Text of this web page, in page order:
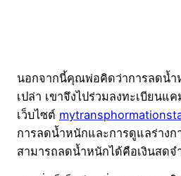
นอกจากนี้คุณพ่อคิดว่าการลดน้ำ
เปล่า เขาจึงไปร่วมลงทะเบียน
เว็บไซต์
การลดน้ำหนักและการดูแลร่างก
สามารถลดน้ำหนักได้คือเงินสดจ